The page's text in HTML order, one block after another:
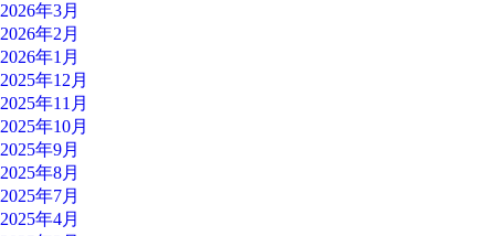
2026年3月
2026年2月
2026年1月
2025年12月
2025年11月
2025年10月
2025年9月
2025年8月
2025年7月
2025年4月